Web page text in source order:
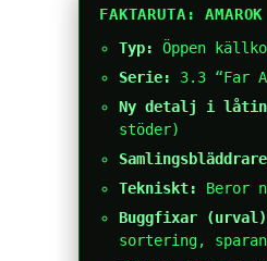
FAKTARUTA:
Typ:
Öppen
Serie:
3.3 “Far
Ny detalj i
stöder)
Tekniskt:
Beror
Buggfixar
sortering,